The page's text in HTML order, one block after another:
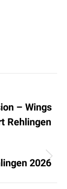
– Wings
Rehlingen
2026